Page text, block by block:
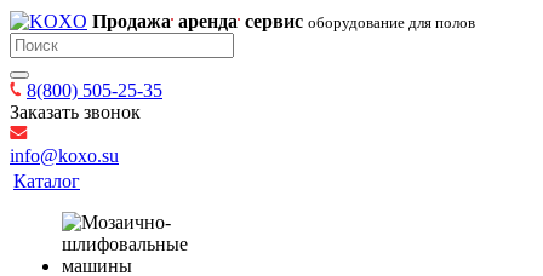
Продажа аренда сервис оборудование для полов
8(800) 505-25-35
Заказать звонок
info@koxo.su
Каталог